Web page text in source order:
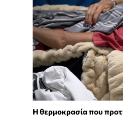
Η θερμοκρασία που